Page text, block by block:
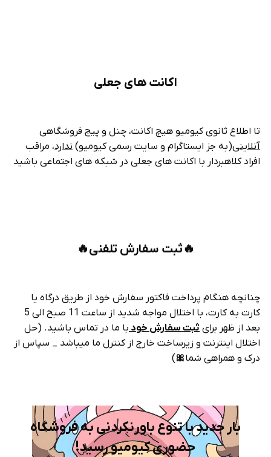
اکانت های جعلی
تا اطلاع ثانوی کیومیو هیچ اکانت، چنل و پیج فروشگاهی
آنلاینی(به جز ایستاگرام و سایت رسمی کیومیو) ندارد، مراقب
افراد کلاهبردار با اکانت های جعلی در شبکه های اجتماعی باشید
🔥ثبت سفارش تلفنی🔥
چنانچه هنگام پرداخت فاکتور سفارش خود از طریق درگاه یا
کارت به کارت، با اختلال مواجه شدید از ساعت 11 صبح الی 5
بعد از ظهر برای ثبت سفارش خودبا ما در تماس باشید. (حل
اختلال اینترنت و زیرساخت خارج از کنترل ما میباشد _ سپاس از
درک و همراهی شما🎀
)
بار جدید با تنوع باورنکردنی به فروشگاه
حضوری کیومیو رسید!